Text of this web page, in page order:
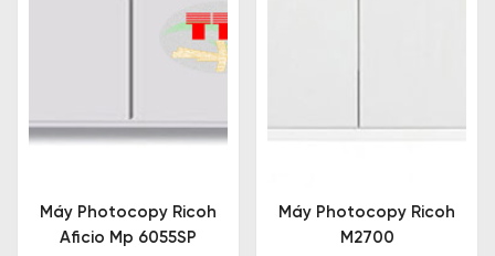
Máy Photocopy Ricoh
Aficio Mp 6055SP
Máy Photocopy Ricoh
M2700